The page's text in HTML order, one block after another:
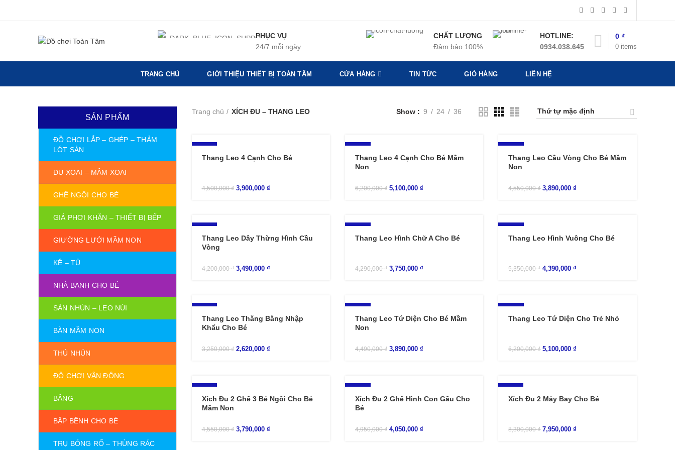
PHỤC VỤ
24/7 mỗi ngày
CHẤT LƯỢNG
Đảm bảo 100%
HOTLINE:
0934.038.645
0 items
0 ₫
TRANG CHỦ GIỚI THIỆU THIẾT BỊ TOÀN TÂM CỬA HÀNG TIN TỨC GIỎ HÀNG LIÊN HỆ
Trang chủ XÍCH ĐU – THANG LEO Show 9 24 36
Thang Leo 4 Cạnh Cho Bé
4,500,000₫ 3,900,000 ₫
Thang Leo 4 Cạnh Cho Bé Mầm
Non
6,200,000₫ 5,100,000 ₫
Thang Leo Cầu Vòng Cho Bé Mầm
Non
4,550,000₫ 3,890,000₫
Thang Leo Dây Thừng Hình Cầu
Vòng
4,200,000₫ 3,490,000 ₫
Thang Leo Hình Chữ A Cho Bé
4,290,000₫ 3,750,000 ₫
Thang Leo Hình Vuông Cho Bé
5,350,000₫ 4,390,000₫
Thang Leo Thăng Bằng Nhập
Khẩu Cho Bé
3,250,000₫ 2,620,000 ₫
Thang Leo Tứ Diện Cho Bé Mầm
Non
4,490,000₫ 3,890,000 ₫
Thang Leo Tứ Diện Cho Trẻ Nhỏ
6,200,000₫ 5,100,000₫
Xích Đu 2 Ghế 3 Bé Ngồi Cho Bé
Mầm Non
4,550,000₫ 3,790,000 ₫
Xích Đu 2 Ghế Hình Con Gấu Cho
Bé
4,950,000₫ 4,050,000 ₫
Xích Đu 2 Máy Bay Cho Bé
8,300,000₫ 7,950,000₫
SẢN PHẨM
ĐỒ CHƠI LẮP – GHÉP – THẢM
LÓT SÀN
ĐU XOAI – MÂM XOAI
GHẾ NGỒI CHO BÉ
GIÁ PHƠI KHĂN – THIẾT BỊ BẾP
GIƯỜNG LƯỚI MẦM NON
KỆ – TỦ
NHÀ BANH CHO BÉ
SÀN NHÚN – LEO NÚI
BÀN MẦM NON
THÚ NHÚN
ĐỒ CHƠI VẬN ĐỘNG
BẢNG
BẬP BÊNH CHO BÉ
TRỤ BÓNG RỔ – THÙNG RÁC